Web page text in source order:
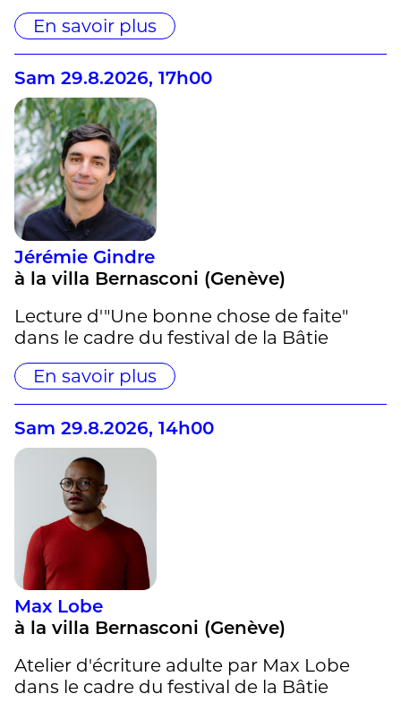
En savoir plus
Sam 29.8.2026, 17h00
Jérémie Gindre
à la villa Bernasconi (Genève)
Lecture d'"Une bonne chose de faite"
dans le cadre du festival de la Bâtie
En savoir plus
Sam 29.8.2026, 14h00
Max Lobe
à la villa Bernasconi (Genève)
Atelier d'écriture adulte par Max Lobe
dans le cadre du festival de la Bâtie